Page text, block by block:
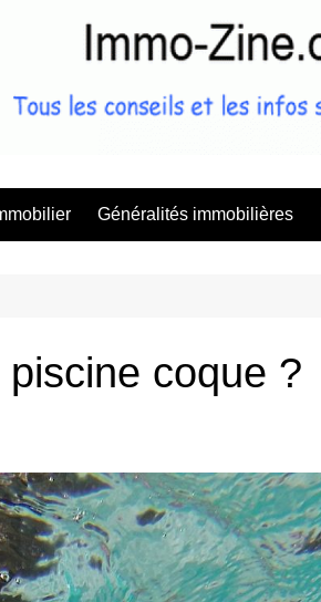
Généralités immobilières
coque ?